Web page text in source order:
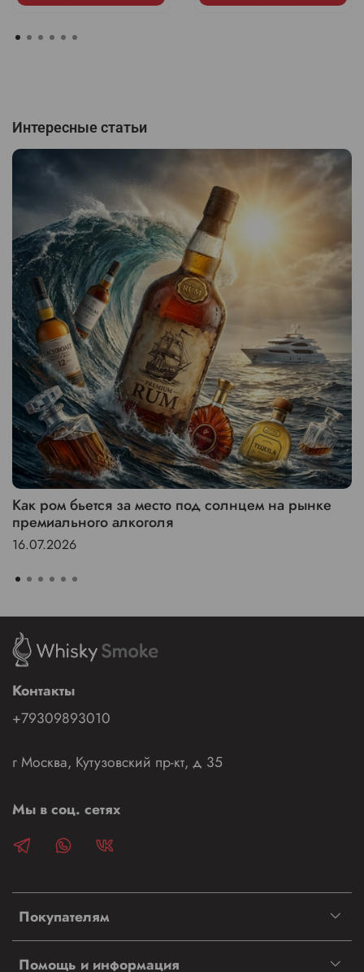
Интересные статьи
Как ром бьется за место под солнцем на рынке
премиального алкоголя
16.07.2026
Покупателям
Помощь и информация
Контакты
+79309893010
г Москва, Кутузовский пр-кт, д 35
Мы в соц. сетях